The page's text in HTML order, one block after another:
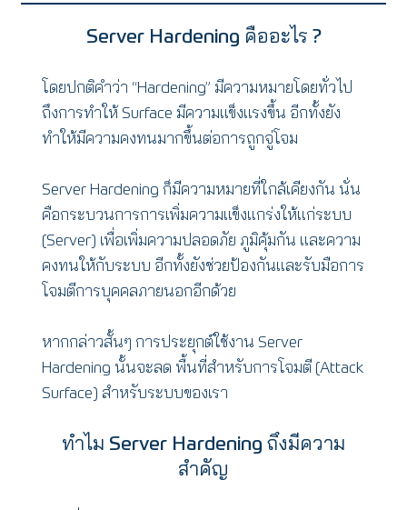
Server Hardening คืออะไร ?
โดยปกติคำว่า “Hardening” มีความหมายโดยทั่วไป
ถึงการทำให้ Surface มีความแข็งแรงขึ้น อีกทั้งยัง
ทำให้มีความคงทนมากขึ้นต่อการถูกจู่โจม
Server Hardening ก็มีความหมายที่ใกล้เคียงกัน นั่น
คือกระบวนการการเพิ่มความแข็งแกร่งให้แก่ระบบ
(Server) เพื่อเพิ่มความปลอดภัย ภูมิคุ้มกัน และความ
คงทนให้กับระบบ อีกทั้งยังช่วยป้องกันและรับมือการ
โจมตีการบุคคลภายนอกอีกด้วย
หากกล่าวสั้นๆ การประยุกต์ใช้งาน Server
Hardening นั้นจะลด พื้นที่สำหรับการโจมตี (Attack
Surface) สำหรับระบบของเรา
ทำไม Server Hardening ถึงมีความ
สำคัญ